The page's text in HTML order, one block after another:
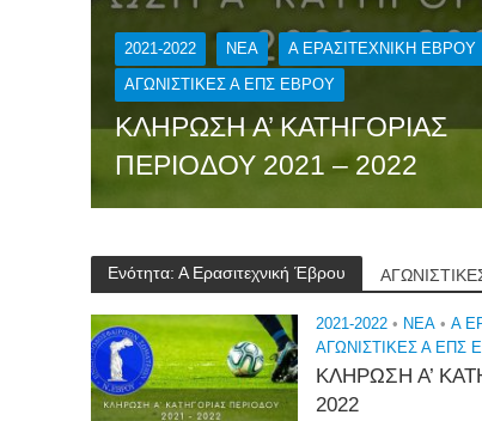
2021-2022 NEA
Α ΕΡΑΣΙΤΕΧΝΙΚΉ ΈΒΡΟΥ
ΑΓΩΝΙΣΤΙΚΕΣ Α ΕΠΣ ΕΒΡΟΥ
ΚΛΗΡΩΣΗ Α’ ΚΑΤΗΓΟΡΙΑΣ
ΠΕΡΙΟΔΟΥ 2021 – 2022
Ενότητα: Α Ερασιτεχνική Έβρου
2021-2022 • NEA • Α
ΑΓΩΝΙΣΤΙΚΕΣ Α ΕΠΣ
ΚΛΗΡΩΣΗ Α’
2022